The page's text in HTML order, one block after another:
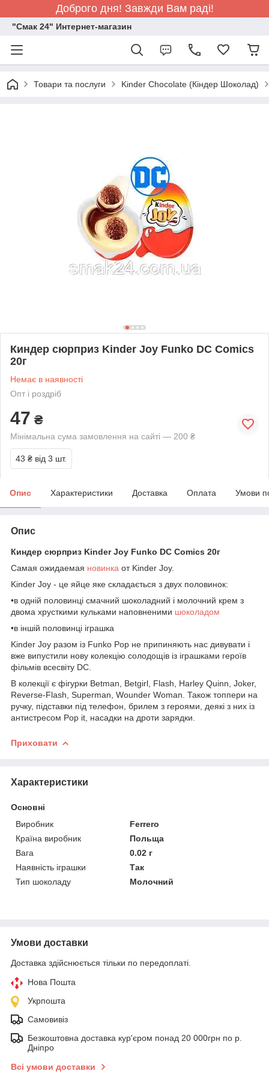
Доброго дня! Завжди Вам раді!
"Смак 24" Интернет-магазин
Товари та послуги Kinder Chocolate (Кіндер Шоколад)
Киндер сюрприз Kinder Joy Funko DC Comics
20г
Немає в наявності
Опт і роздріб
47 ₴
Мінімальна сума замовлення на сайті — 200 ₴
43 ₴ від 3 шт.
Опис Характеристики Доставка Оплата Умови
Опис
Киндер сюрприз Kinder Joy Funko DC Comics 20г
Самая ожидаемая новинка от Kinder Joy.
Kinder Joy - це яйце яке складається з двух половинок:
•в одній половинці смачний шоколадний і молочний крем з
двома хрусткими кульками наповненими шоколадом
•в іншій половинці іграшка
Kinder Joy разом із Funko Pop не припиняють нас дивувати і
вже випустили нову колекцію солодощів із іграшками героїв
фільмів всесвіту DC.
В колекції є фігурки Betman, Betgirl, Flash, Harley Quinn, Joker,
Reverse-Flash, Superman, Wounder Woman. Також топпери на
ручку, підставки під телефон, брилем з героями, деякі з них із
антистресом Pop it, насадки на дроти зарядки.
Приховати
Характеристики
Основні
Виробник
Ferrero
Країна виробник
Польща
Вага
0.02 г
Наявність іграшки
Так
Тип шоколаду
Молочний
Умови доставки
Доставка здійснюється тільки по передоплаті.
Нова Пошта
Укрпошта
Самовивіз
Безкоштовна доставка кур'єром понад 20 000грн по р.
Дніпро
Всі умови доставки